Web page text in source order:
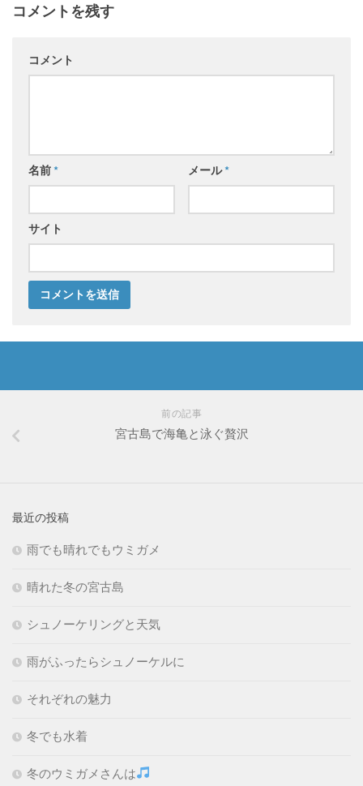
コメントを残す
コメント
名前* メール*
サイト
前の記事
宮古島で海亀と泳ぐ贅沢
最近の投稿
雨でも晴れでもウミガメ
晴れた冬の宮古島
シュノーケリングと天気
雨がふったらシュノーケルに
それぞれの魅力
冬でも水着
冬のウミガメさんは